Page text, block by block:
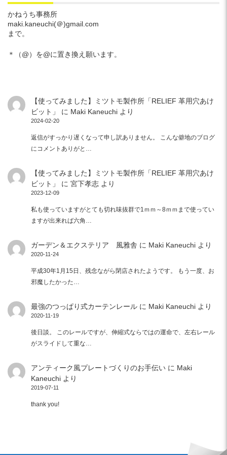
かねうち事務所
maki.kaneuchi(＠)gmail.com
まで。
＊（@）を@に置き換え願います。
【使ってみました】ミツトモ製作所「RELIEF 革用穴あけ
ビット」
に Maki Kaneuchiより
2024-02-20
返信がすっかり遅くなって申し訳ありません。 こんな僻地のブログ
にコメントありがと…
【使ってみました】ミツトモ製作所「RELIEF 革用穴あけ
ビット」
に 宮下孝志より
2023-12-09
私も使っていますがとても切れ味抜群で1ｍｍ～8ｍｍまで使ってい
ますが出来れば六角…
ガーデン＆エクステリア 風雅舎 に Maki Kaneuchiより
2020-11-24
平成30年1月15日、残念ながら閉店されたようです。 もう一度、お
邪魔したかった…
最強のつっぱり式カーテンレールに Maki Kaneuchiより
2020-11-19
後日談。 このレールですが、伸縮式ならではの運命で、左右レール
がスライドして重な…
アンティーク風プレートづくりのお手伝いに Maki
Kaneuchiより
2019-07-11
thank you!